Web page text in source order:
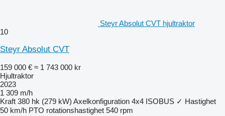
Steyr Absolut CVT hjultraktor
10
Steyr Absolut CVT
159 000 € ≈ 1 743 000 kr
Hjultraktor
2023
1 309 m/h
Kraft 380 hk (279 kW) Axelkonfiguration 4x4 ISOBUS ✓ Hastighet
50 km/h PTO rotationshastighet 540 rpm